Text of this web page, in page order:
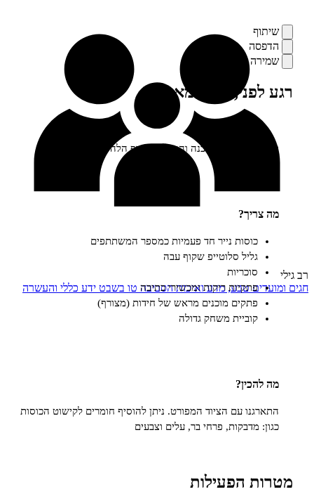
טבע, מדע ואיכות הסביבהטו בשבטידע כללי והעשרה
מילה מאיתנו
פשוטה להכנה והפעלה ממדף הלהיטים שלנו.
כוסות נייר חד פעמיות כמספר המשתתפים
גליל סלוטייפ שקוף עבה
סוכריות
פתקיות ריקות ומכשירי כתיבה
פתקים מוכנים מראש של חידות (מצורף)
קוביית משחק גדולה
עם הציוד המפורט. ניתן להוסיף חומרים לקישוט הכוסות
מדבקות, פרחי בר, עלים וצבעים
הפעילות